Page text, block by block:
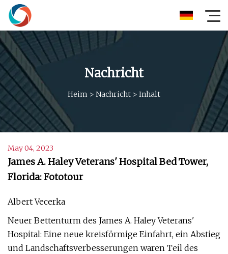
Nachricht
Heim > Nachricht > Inhalt
May 04, 2023
James A. Haley Veterans' Hospital Bed Tower,
Florida: Fototour
Albert Vecerka
Neuer Bettenturm des James A. Haley Veterans'
Hospital: Eine neue kreisförmige Einfahrt, ein Abstieg
und Landschaftsverbesserungen waren Teil des